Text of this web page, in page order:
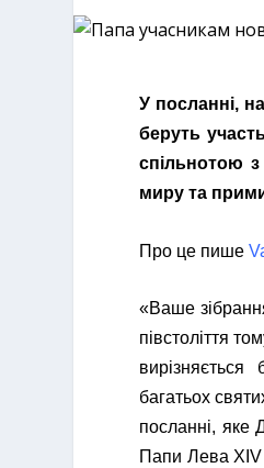
У посланні,
беруть
спільнотою з
миру та
Про це пише
«Ваше
півстоліття
багатьох
посланні, яке
Папи Лева XIV